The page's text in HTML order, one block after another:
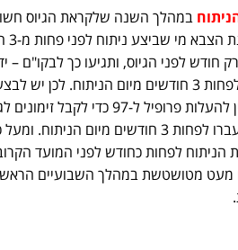
במהלך השנה שלקראת הגיוס חשוב
חודש לפני הגיוס, ותגיעו כך לבקו"ם
שעברו לפחות 3 חודשים מיום
שמעוניין להעלות
אחרי שעברו לפחות 3 חודשים
הניתוח לפחות כחודש לפני המועד
מעט מטושטשת במהלך השבועיים